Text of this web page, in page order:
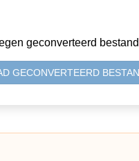
geconverteerd bestand
GECONVERTEERD